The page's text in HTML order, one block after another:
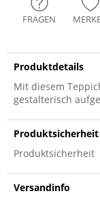
FRAGEN
Produktdetails
Mit diesem
gestalterisch
Produktsicherheit
Produktsicherheit
Versandinfo